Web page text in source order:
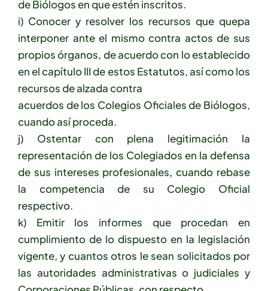
de Biólogos en que estén inscritos.
i) Conocer y resolver los recursos que quepa
interponer ante el mismo contra actos de sus
propios órganos, de acuerdo con lo establecido
en el capítulo III de estos Estatutos, así como los
recursos de alzada contra
acuerdos de los Colegios Oficiales de Biólogos,
cuando así proceda.
j) Ostentar con plena legitimación la
representación de los Colegiados en la defensa
de sus intereses profesionales, cuando rebase
la competencia de su Colegio Oficial
respectivo.
k) Emitir los informes que procedan en
cumplimiento de lo dispuesto en la legislación
vigente, y cuantos otros le sean solicitados por
las autoridades administrativas o judiciales y